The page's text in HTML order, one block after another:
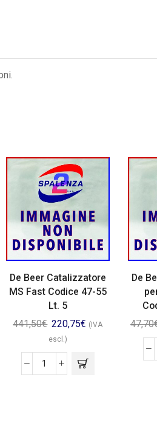
De Beer Catalizzatore
MS Fast Codice 47-55
Lt. 5
441,50€ 220,75€ (IVA
escl.)
De
47,70